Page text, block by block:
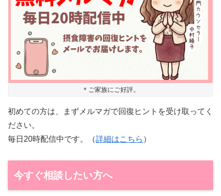
＊ご家族にご好評。
初めての方は、まずメルマガで回復ヒントを受け取ってく
ださい。
毎日20時配信中です。（詳細はこちら ）
今すぐ相談したい方へ